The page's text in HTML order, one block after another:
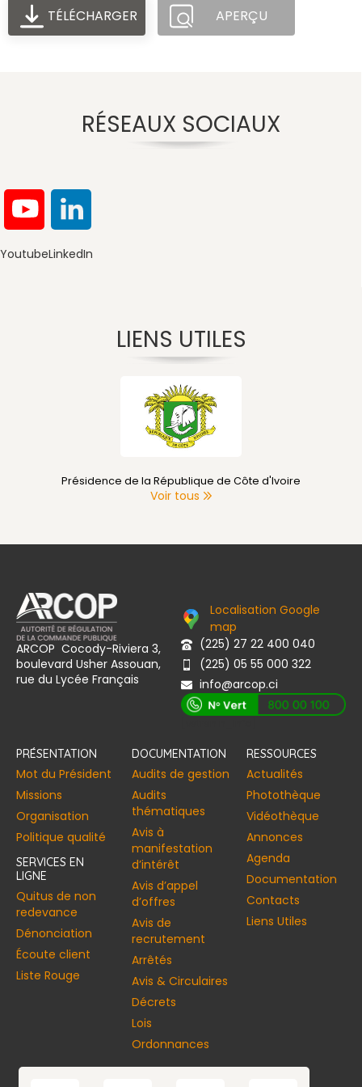
TÉLÉCHARGER APERÇU
RÉSEAUX SOCIAUX
YoutubeLinkedIn
LIENS UTILES
Présidence de la République de Côte d'Ivoire
Voir tous
ARCOP Cocody-Riviera 3,
boulevard Usher Assouan,
rue du Lycée Français
Localisation Google
map
(225) 27 22 400 040
(225) 05 55 000 322
info@arcop.ci
PRÉSENTATION
Mot du Président
Missions
Organisation
Politique qualité
SERVICES EN
LIGNE
Quitus de non
redevance
Dénonciation
Écoute client
Liste Rouge
DOCUMENTATION
Audits de gestion
Audits
thématiques
Avis à
manifestation
d’intérêt
Avis d’appel
d’offres
Avis de
recrutement
Arrêtés
Avis & Circulaires
Décrets
Lois
Ordonnances
RESSOURCES
Actualités
Photothèque
Vidéothèque
Annonces​
Agenda
Documentation
Contacts
Liens Utiles